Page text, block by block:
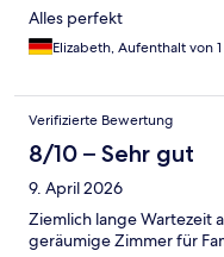
Alles perfekt
Elizabeth, Aufenthalt von
Verifizierte Bewertung
8/10 – Sehr gut
9. April 2026
Ziemlich lange Wartezeit
geräumige Zimmer für